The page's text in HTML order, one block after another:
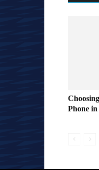
Phone in